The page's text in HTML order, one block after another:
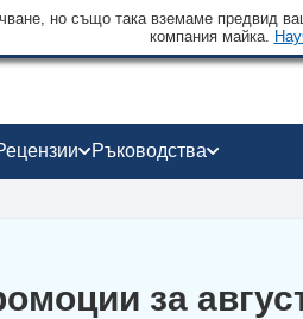
но също така вземаме предвид
компания майка.
Ръководства
за